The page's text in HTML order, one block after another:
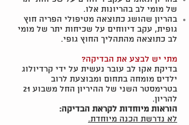
של מומי לב בהריונות אלו.
בהריון שהושג כתוצאה מטיפולי הפריה חוץ
גופית, עקב דיווחים על שכיחות יתר של מומי
לב כתוצאה מהתהליך החוץ גופי.
מתי יש לבצע את הבדיקה?
בדיקת אקו לב עובר נעשית על ידי קרדיולוג
ילדים מומחה בתחום ומבוצעת לרוב
בטרימסטר השני של ההיריון החל משבוע 21
להריון.
הוראות מיוחדות לקראת הבדיקה:
לא נדרשת הכנה מיוחדת.